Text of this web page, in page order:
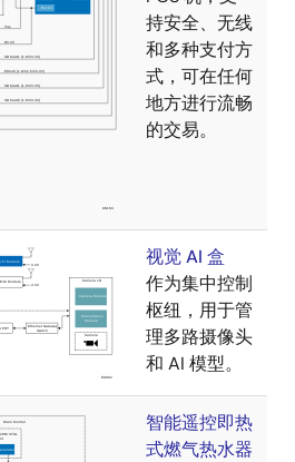
持安全、无线
和多种支付方
式，可在任何
地方进行流畅
的交易。
视觉 AI 盒
作为集中控制
枢纽，用于管
理多路摄像头
和 AI 模型。
智能遥控即热
式燃气热水器